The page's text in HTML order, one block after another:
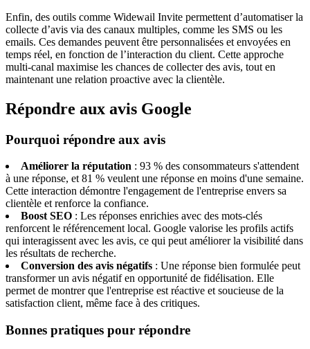
Enfin, des outils comme Widewail Invite permettent d’automatiser la
collecte d’avis via des canaux multiples, comme les SMS ou les
emails. Ces demandes peuvent être personnalisées et envoyées en
temps réel, en fonction de l’interaction du client. Cette approche
multi-canal maximise les chances de collecter des avis, tout en
maintenant une relation proactive avec la clientèle.
Répondre aux avis Google
Pourquoi répondre aux avis
Améliorer la réputation : 93 % des consommateurs s'attendent
à une réponse, et 81 % veulent une réponse en moins d'une semaine.
Cette interaction démontre l'engagement de l'entreprise envers sa
clientèle et renforce la confiance.
Boost SEO : Les réponses enrichies avec des mots-clés
renforcent le référencement local. Google valorise les profils actifs
qui interagissent avec les avis, ce qui peut améliorer la visibilité dans
les résultats de recherche.
Conversion des avis négatifs : Une réponse bien formulée peut
transformer un avis négatif en opportunité de fidélisation. Elle
permet de montrer que l'entreprise est réactive et soucieuse de la
satisfaction client, même face à des critiques.
Bonnes pratiques pour répondre